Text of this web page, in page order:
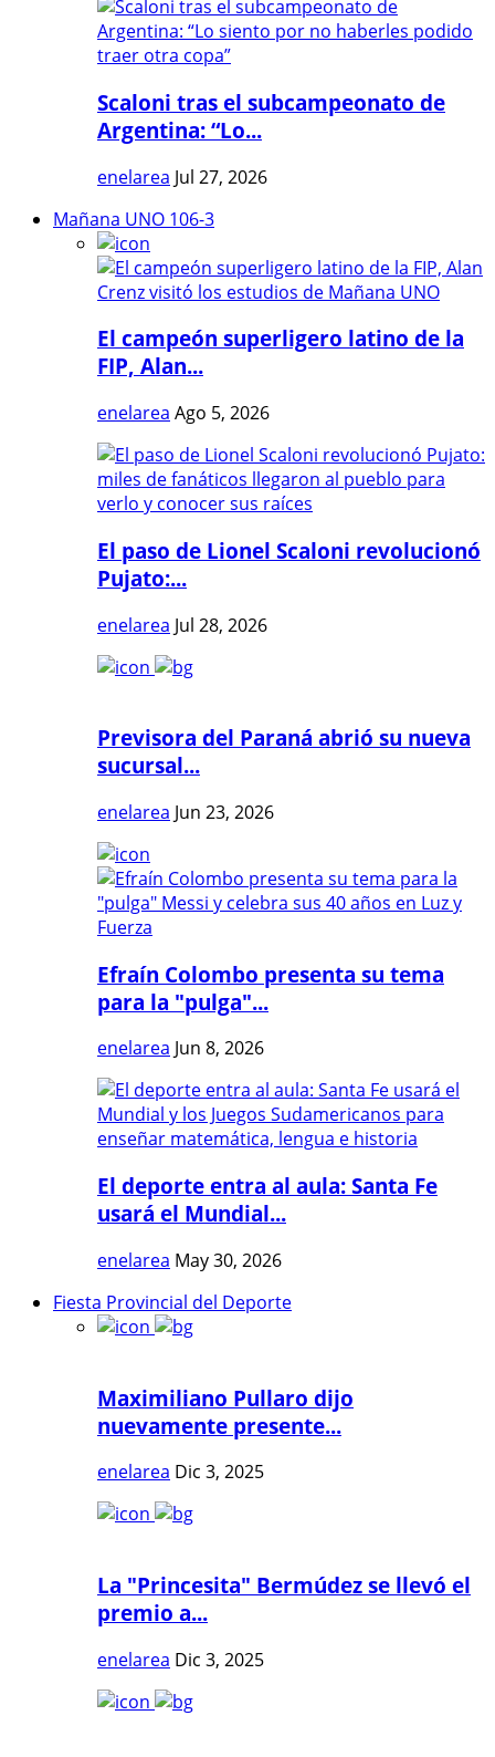
Scaloni tras el subcampeonato de
Argentina: “Lo...
enelarea Jul 27, 2026
Mañana UNO 106-3
El campeón superligero latino de la
FIP, Alan...
enelarea Ago 5, 2026
El paso de Lionel Scaloni revolucionó
Pujato:...
enelarea Jul 28, 2026
Previsora del Paraná abrió su nueva
sucursal...
enelarea Jun 23, 2026
Efraín Colombo presenta su tema
para la "pulga"...
enelarea Jun 8, 2026
El deporte entra al aula: Santa Fe
usará el Mundial...
enelarea May 30, 2026
Fiesta Provincial del Deporte
Maximiliano Pullaro dijo
nuevamente presente...
enelarea Dic 3, 2025
La "Princesita" Bermúdez se llevó el
premio a...
enelarea Dic 3, 2025